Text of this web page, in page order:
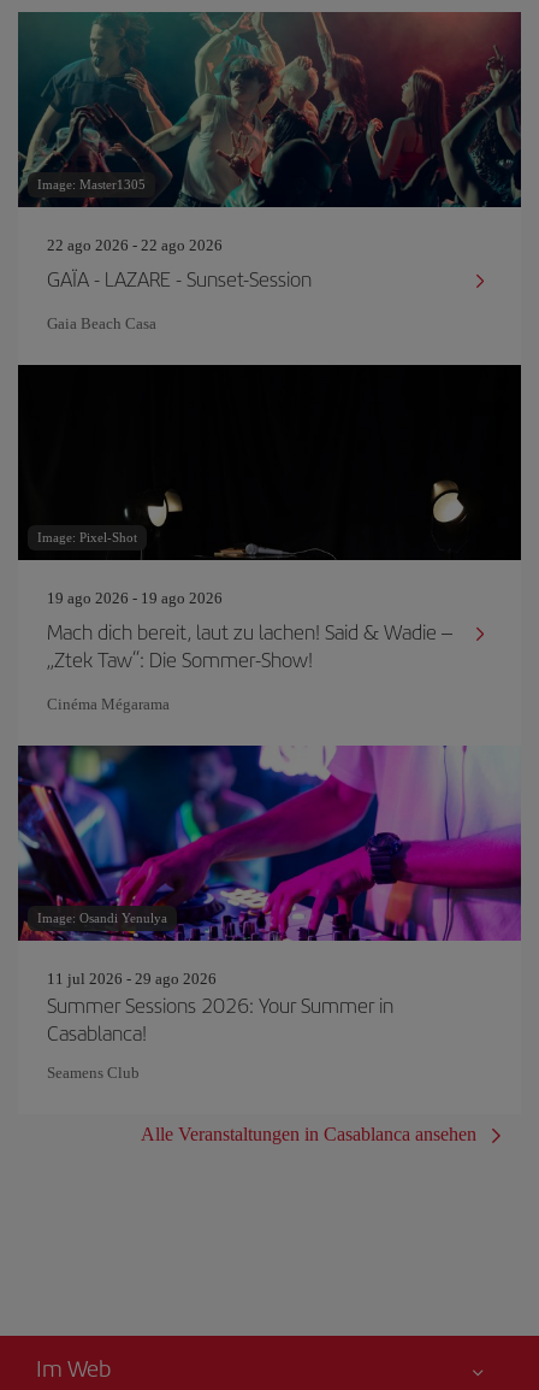
Image: Master1305
22 ago 2026 - 22 ago 2026
GAÏA - LAZARE - Sunset-Session
Gaia Beach Casa
Image: Pixel-Shot
19 ago 2026 - 19 ago 2026
Mach dich bereit, laut zu lachen! Said & Wadie –
„Ztek Taw“: Die Sommer-Show!
Cinéma Mégarama
Image: Osandi Yenulya
11 jul 2026 - 29 ago 2026
Summer Sessions 2026: Your Summer in
Casablanca!
Seamens Club
Alle Veranstaltungen in Casablanca ansehen
Im Web